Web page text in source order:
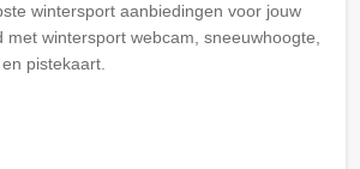
wintersport aanbiedingen voor jouw
met wintersport webcam, sneeuwhoogte,
pistekaart.